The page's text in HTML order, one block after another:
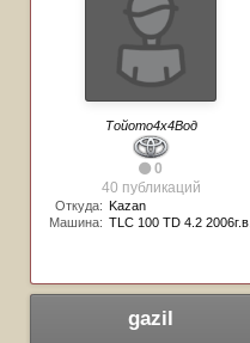
Тойото4х4Вод
0
40 публикаций
Откуда: Kazan
Машина: TLC 100 TD 4.2 2006г.в.
gazil